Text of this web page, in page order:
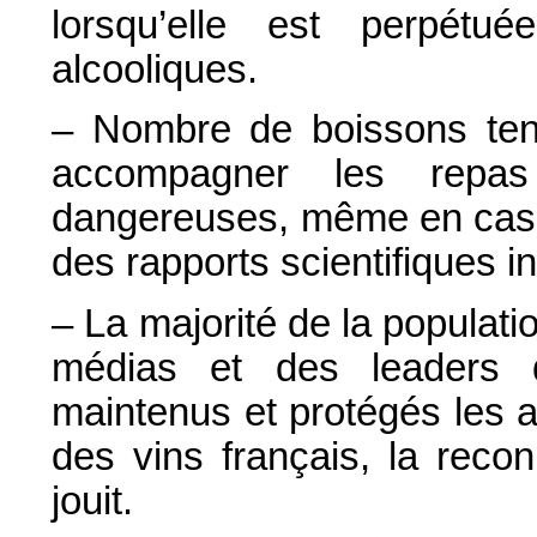
lorsqu’elle est
alcooliques.
– Nombre de boissons
accompagner les
dangereuses, même en
des rapports scientifiques
– La majorité de la
médias et des leaders
maintenus et protégés les
des vins français, la
jouit.